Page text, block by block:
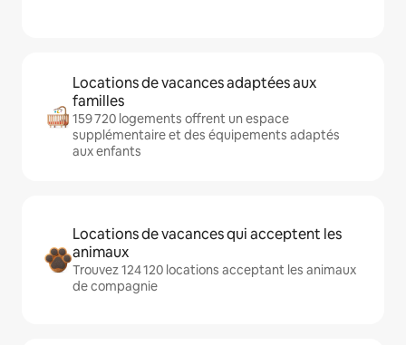
Locations de vacances adaptées aux
familles
159 720 logements offrent un espace
supplémentaire et des équipements adaptés
aux enfants
Locations de vacances qui acceptent les
animaux
Trouvez 124 120 locations acceptant les animaux
de compagnie